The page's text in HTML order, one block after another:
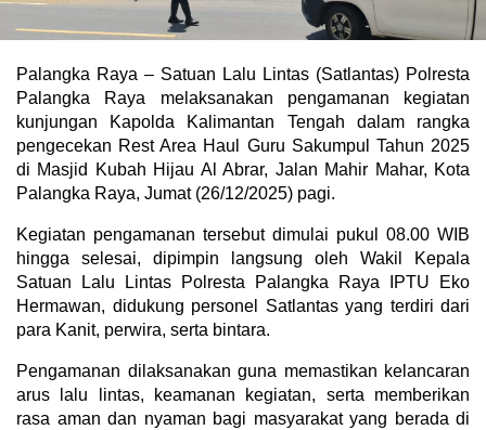
Palangka Raya – Satuan Lalu Lintas (Satlantas) Polresta
Palangka Raya melaksanakan pengamanan kegiatan
kunjungan Kapolda Kalimantan Tengah dalam rangka
pengecekan Rest Area Haul Guru Sakumpul Tahun 2025
di Masjid Kubah Hijau Al Abrar, Jalan Mahir Mahar, Kota
Palangka Raya, Jumat (26/12/2025) pagi.
Kegiatan pengamanan tersebut dimulai pukul 08.00 WIB
hingga selesai, dipimpin langsung oleh Wakil Kepala
Satuan Lalu Lintas Polresta Palangka Raya IPTU Eko
Hermawan, didukung personel Satlantas yang terdiri dari
para Kanit, perwira, serta bintara.
Pengamanan dilaksanakan guna memastikan kelancaran
arus lalu lintas, keamanan kegiatan, serta memberikan
rasa aman dan nyaman bagi masyarakat yang berada di